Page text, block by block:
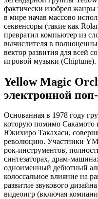
фактически изобрел
в мире начав массово
секвенсоры (такие как
превратил компьютер из
вычислителя в
вектор развития для всей
игровой музыки (Chiptune).
Yellow Magic
электронной
Основанная в 1978 году
которую помимо Сакамото
Юкихиро Такахаси,
революцию. Участники
рок-инструментов,
синтезаторах, драм-
одноименный дебютный
колоссальное влияние на
развитие звукового
видеоигр (включая